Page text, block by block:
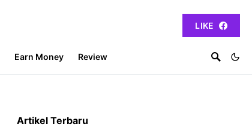
LIKE
Earn Money Review
Artikel Terbaru